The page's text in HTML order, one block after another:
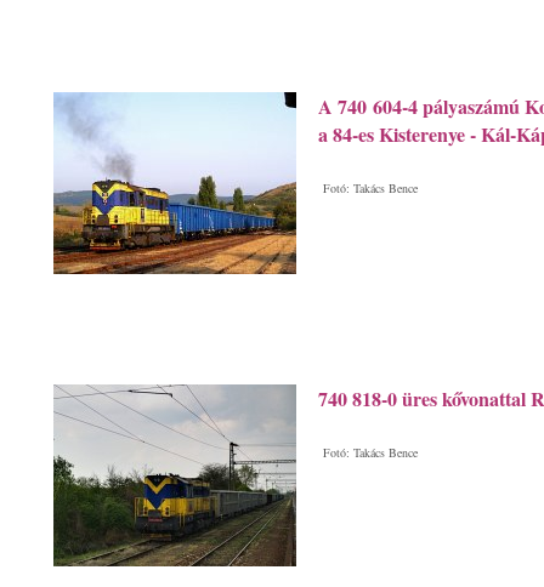
A 740 604-4 pályaszámú
a 84-es Kisterenye - Kál-
Fotó: Takács Bence
740 818-0 üres kővonattal
Fotó: Takács Bence